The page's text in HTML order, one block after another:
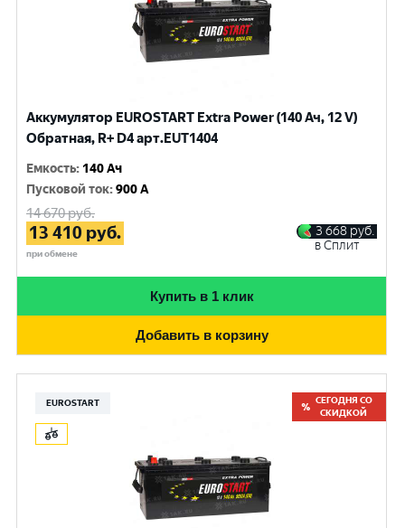
Аккумулятор EUROSTART Extra Power (140 Ач, 12 V)
Обратная, R+ D4 арт.EUT1404
Емкость: 140 Ач
Пусковой ток:900 A
14 670руб.
13 410 руб.
при обмене
3 668 руб.
в Сплит
Купить в 1 клик
Добавить в корзину
EUROSTART
СЕГОДНЯ СО
СКИДКОЙ